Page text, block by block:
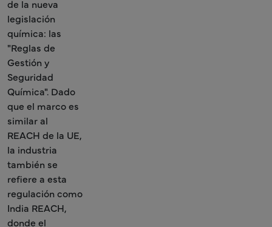
de la nueva
legislación
química: las
"Reglas de
Gestión y
Seguridad
Química". Dado
que el marco es
similar al
REACH de la UE,
la industria
también se
refiere a esta
regulación como
India REACH,
donde el